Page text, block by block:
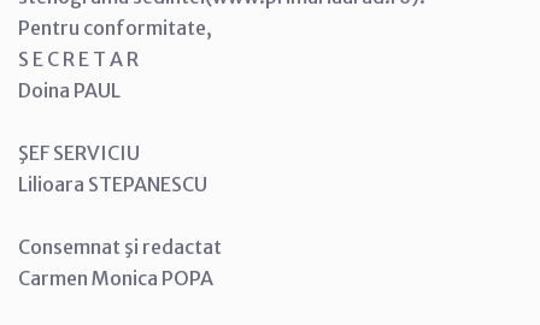
Pentru conformitate,
S E C R E T A R
Doina PAUL
ŞEF SERVICIU
Lilioara STEPANESCU
Consemnat şi redactat
Carmen Monica POPA